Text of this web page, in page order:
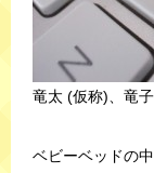
竜太 (仮称)、竜
ベビーベッドの